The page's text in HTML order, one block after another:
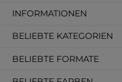
INFORMATIONEN
BELIEBTE KATEGORIEN
BELIEBTE FORMATE